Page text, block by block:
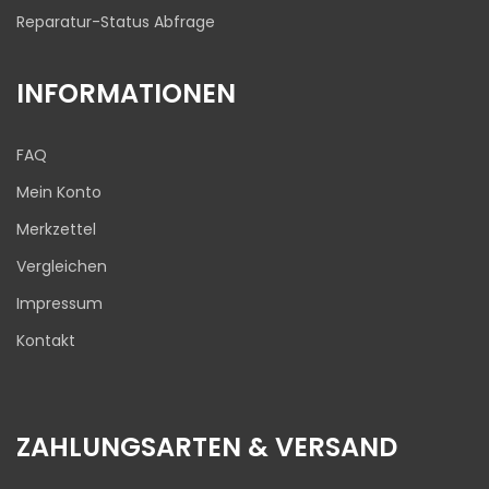
Reparatur-Status Abfrage
INFORMATIONEN
FAQ
Mein Konto
Merkzettel
Vergleichen
Impressum
Kontakt
ZAHLUNGSARTEN & VERSAND